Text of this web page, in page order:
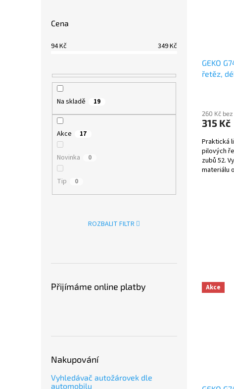
Cena
94Kč 349Kč
Na skladě 19
Akce 17
Novinka 0
Tip 0
ROZBALIT FILTR
Přijímáme online platby
Nakupování
Vyhledávač autožárovek dle
automobilu
GEKO
řetěz,
260 Kč bez
315 Kč
Praktická
pilových
zubů 52.
materiálu
Akce